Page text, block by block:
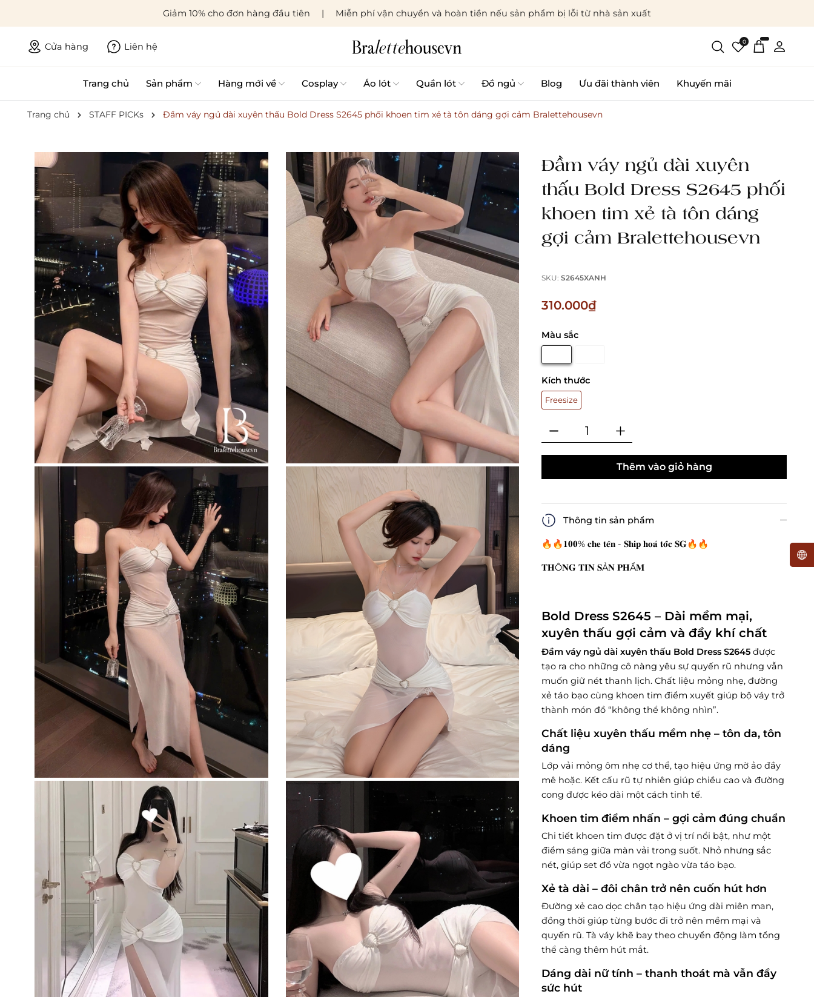
Giảm 10% cho đơn hàng đầu tiên Miễn phí vận chuyển và hoàn tiền nếu sản phẩm bị lỗi từ nhà sản xuất
Cửa hàng Liên hệ 0
Trang chủ Sản phẩm Hàng mới về Cosplay Áo lót Quần lót Đồ ngủ Blog Ưu đãi thành viên Khuyến mãi
Trang chủ STAFF PICKs Đầm váy ngủ dài xuyên thấu Bold Dress S2645 phối khoen tim xẻ tà tôn dáng gợi cảm Bralettehousevn
Đầm váy ngủ dài xuyên
thấu Bold Dress S2645 phối
khoen tim xẻ tà tôn dáng
gợi cảm Bralettehousevn
SKU:S2645XANH
310.000₫
Màu sắc
Kích thước
Freesize
Thêm vào giỏ hàng
Thông tin sản phẩm
🔥🔥𝟏𝟎𝟎% 𝐜𝐡𝐞 𝐭𝐞̂𝐧 - 𝐒𝐡𝐢𝐩 𝐡𝐨𝐚̉ 𝐭𝐨̂́𝐜 𝐒𝐆🔥🔥
𝐓𝐇Ô𝐍𝐆 𝐓𝐈𝐍 𝐒Ả𝐍 𝐏𝐇Ẩ𝐌
Bold Dress S2645 – Dài mềm mại,
xuyên thấu gợi cảm và đầy khí chất
Đầm váy ngủ dài xuyên thấu Bold Dress S2645 được
tạo ra cho những cô nàng yêu sự quyến rũ nhưng vẫn
muốn giữ nét thanh lịch. Chất liệu mỏng nhẹ, đường
xẻ táo bạo cùng khoen tim điểm xuyết giúp bộ váy trở
thành món đồ “không thể không nhìn”.
Chất liệu xuyên thấu mềm nhẹ – tôn da, tôn
dáng
Lớp vải mỏng ôm nhẹ cơ thể, tạo hiệu ứng mờ ảo đầy
mê hoặc. Kết cấu rũ tự nhiên giúp chiều cao và đường
cong được kéo dài một cách tinh tế.
Khoen tim điểm nhấn – gợi cảm đúng chuẩn
Chi tiết khoen tim được đặt ở vị trí nổi bật, như một
điểm sáng giữa màn vải trong suốt. Nhỏ nhưng sắc
nét, giúp set đồ vừa ngọt ngào vừa táo bạo.
Xẻ tà dài – đôi chân trở nên cuốn hút hơn
Đường xẻ cao dọc chân tạo hiệu ứng dài miên man,
đồng thời giúp từng bước đi trở nên mềm mại và
quyến rũ. Tà váy khẽ bay theo chuyển động làm tổng
thể càng thêm hút mắt.
Dáng dài nữ tính – thanh thoát mà vẫn đầy
sức hút